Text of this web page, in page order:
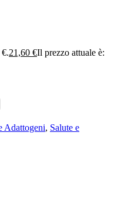
21,60 €Il prezzo attuale è:
Adattogeni, Salute e